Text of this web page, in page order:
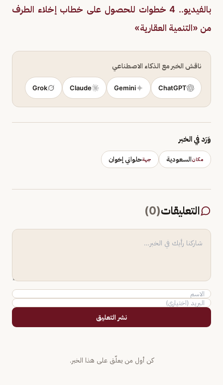
بالفيديو.. 4 خطوات للحصول على خطاب إخلاء الطرف
من «التنمية العقارية»
ناقش الخبر مع الذكاء الاصطناعي
ChatGPT
Gemini
Claude
Grok
وَرَد في الخبر
مكانالسعودية جهةحلواني إخوان
التعليقات(
0
)
نشر التعليق
كن أول من يعلّق على هذا الخبر.